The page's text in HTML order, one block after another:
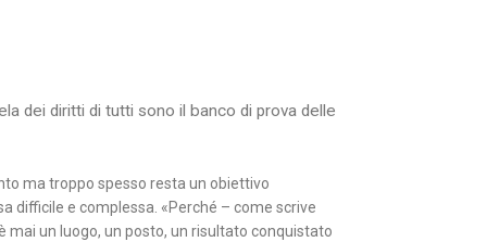
dei diritti di tutti sono il banco di prova delle
ma troppo spesso resta un obiettivo
difficile e complessa. «Perché – come scrive
mai un luogo, un posto, un risultato conquistato